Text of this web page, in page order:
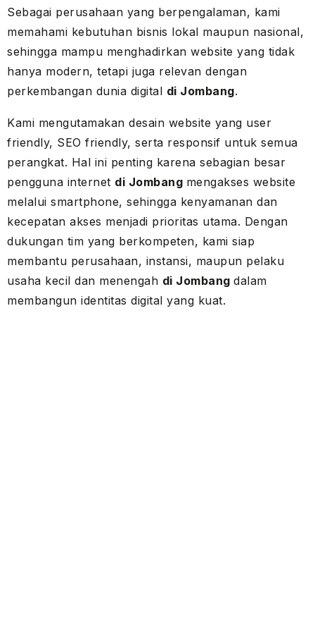
Sebagai perusahaan yang berpengalaman, kami
memahami kebutuhan bisnis lokal maupun nasional,
sehingga mampu menghadirkan website yang tidak
hanya modern, tetapi juga relevan dengan
perkembangan dunia digital di Jombang.
Kami mengutamakan desain website yang user
friendly, SEO friendly, serta responsif untuk semua
perangkat. Hal ini penting karena sebagian besar
pengguna internet di Jombang mengakses website
melalui smartphone, sehingga kenyamanan dan
kecepatan akses menjadi prioritas utama. Dengan
dukungan tim yang berkompeten, kami siap
membantu perusahaan, instansi, maupun pelaku
usaha kecil dan menengah di Jombang dalam
membangun identitas digital yang kuat.